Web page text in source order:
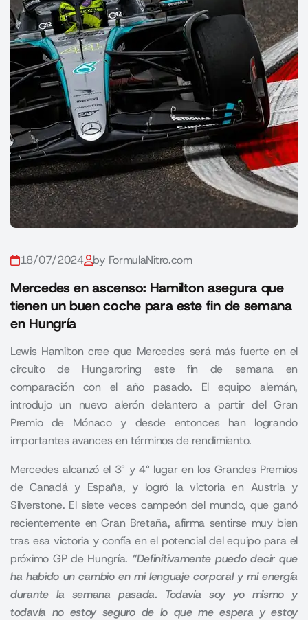
18/07/2024 by FormulaNitro.com
Mercedes en ascenso: Hamilton asegura que
tienen un buen coche para este fin de semana
en Hungría
Lewis Hamilton cree que Mercedes será más fuerte en el
circuito de Hungaroring este fin de semana en
comparación con el año pasado. El equipo alemán,
introdujo un nuevo alerón delantero a partir del Gran
Premio de Mónaco y desde entonces han logrando
importantes avances en términos de rendimiento.
Mercedes alcanzó el 3° y 4° lugar en los Grandes Premios
de Canadá y España, y logró la victoria en Austria y
Silverstone. El siete veces campeón del mundo, que ganó
recientemente en Gran Bretaña, afirma sentirse muy bien
tras esa victoria y confía en el potencial del equipo para el
próximo GP de Hungría. “Definitivamente puedo decir que
ha habido un cambio en mi lenguaje corporal y mi energía
durante la semana pasada. Todavía soy yo mismo y
todavía no estoy seguro de lo que me espera y estoy